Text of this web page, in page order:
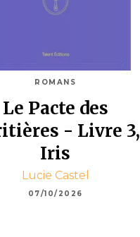
ROMANS
Le Pacte des
- Livre 3,
Iris
Lucie Castel
07/10/2026